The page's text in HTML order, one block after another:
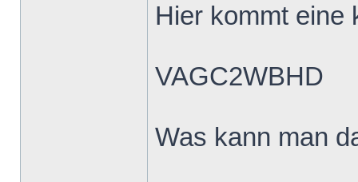
Hier kommt eine
VAGC2WBHD
Was kann man